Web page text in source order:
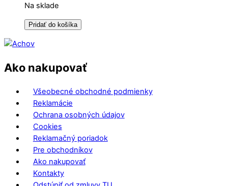
Na sklade
Pridať do košíka
Ako nakupovať
Všeobecné obchodné podmienky
Reklamácie
Ochrana osobných údajov
Cookies
Reklamačný poriadok
Pre obchodníkov
Ako nakupovať
Kontakty